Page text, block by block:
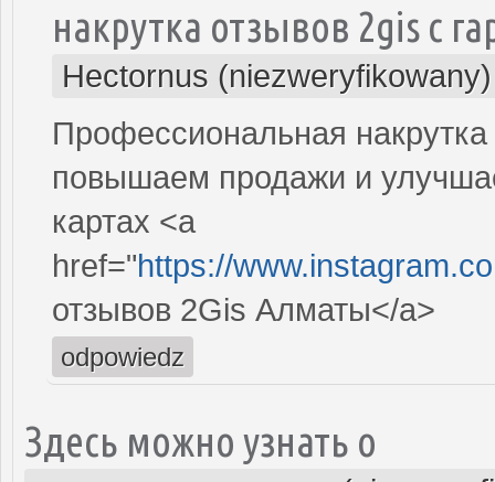
накрутка отзывов 2gis с
Hectornus (niezweryfikowany)
Профессиональная накрутка
повышаем продажи и
картах <a
href="https://
отзывов 2Gis Алматы</a>
odpowiedz
Здесь можно узнать о